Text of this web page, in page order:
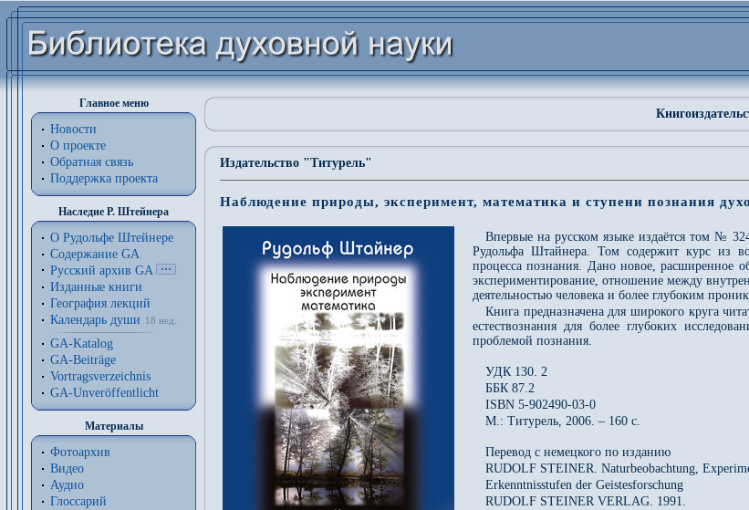
Главное меню
Новости
О проекте
Обратная связь
Поддержка проекта
Наследие Р. Штейнера
О Рудольфе Штейнере
Содержание GA
Русский архив GA
Изданные книги
География лекций
Календарь души
18 нед.
GA-Katalog
GA-Beiträge
Vortragsverzeichnis
GA-Unveröffentlicht
Материалы
Фотоархив
Видео
Аудио
Глоссарий
Издательство "Титурель"
Наблюдение природы, эксперимент, математика и ступени познания
Впервые на русском языке издаётся том №
Рудольфа Штайнера. Том содержит курс из
процесса познания. Дано новое, расширенное
экспериментирование, отношение между
деятельностью человека и более глубоким
Книга предназначена для широкого круга
естествознания для более глубоких
проблемой познания.
УДК 130. 2
ББК 87.2
ISBN 5-902490-03-0
М.: Титурель, 2006. – 160 с.
Перевод с немецкого по изданию
RUDOLF STEINER. Naturbeobachtung,
Erkenntnisstufen der Geistesforschung
RUDOLF STEINER VERLAG. 1991.